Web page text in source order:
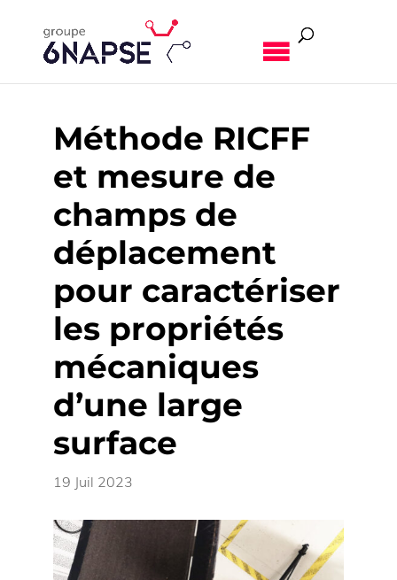
Méthode RICFF
et mesure de
champs de
déplacement
pour caractériser
les propriétés
mécaniques
d’une large
surface
19 Juil 2023